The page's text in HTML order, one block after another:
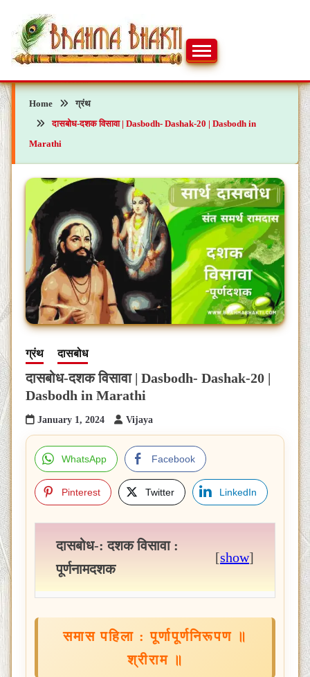
content
ब्रह्मभक्ती
Home
ग्रंथ
दासबोध-दशक विसावा | Dasbodh- Dashak-20 | Dasbodh in
Marathi
ग्रंथ दासबोध
दासबोध-दशक विसावा | Dasbodh- Dashak-20 |
Dasbodh in Marathi
January 1, 2024 Vijaya
WhatsApp Facebook
Pinterest Twitter LinkedIn
दासबोध-: दशक विसावा :
पूर्णनामदशक
[show]
समास पहिला : पूर्णापूर्णनिरूपण ॥
श्रीराम ॥